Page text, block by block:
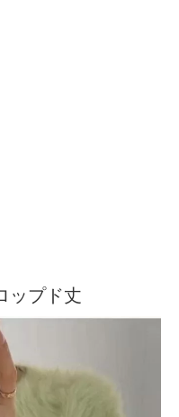
ップド丈